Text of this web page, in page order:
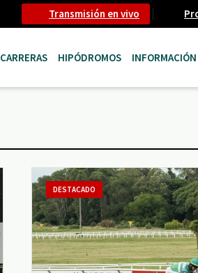
Transmisión en vivo
CARRERAS HIPÓDROMOS
DESTACADO